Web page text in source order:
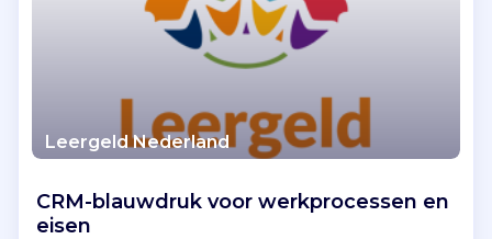
Leergeld Nederland
CRM-blauwdruk voor werkprocessen en
eisen